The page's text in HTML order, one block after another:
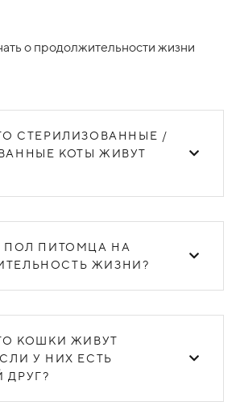
о продолжительности жизни
СТЕРИЛИЗОВАННЫЕ /
КОТЫ ЖИВУТ
ПОЛ ПИТОМЦА НА
ЖИЗНИ?
КОШКИ ЖИВУТ
У НИХ ЕСТЬ